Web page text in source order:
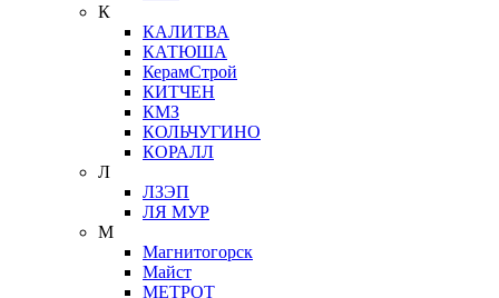
К
КАЛИТВА
КАТЮША
КерамСтрой
КИТЧЕН
КМЗ
КОЛЬЧУГИНО
КОРАЛЛ
Л
ЛЗЭП
ЛЯ МУР
М
Магнитогорск
Майст
МЕТРОТ